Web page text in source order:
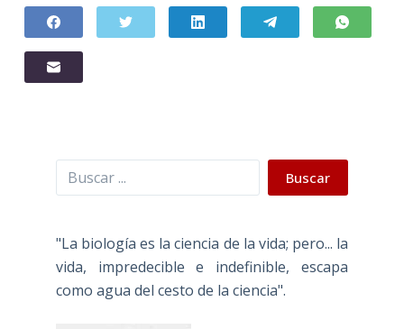
Buscar Buscar
"La biología es la ciencia de la vida; pero... la
vida, impredecible e indefinible, escapa
como agua del cesto de la ciencia".